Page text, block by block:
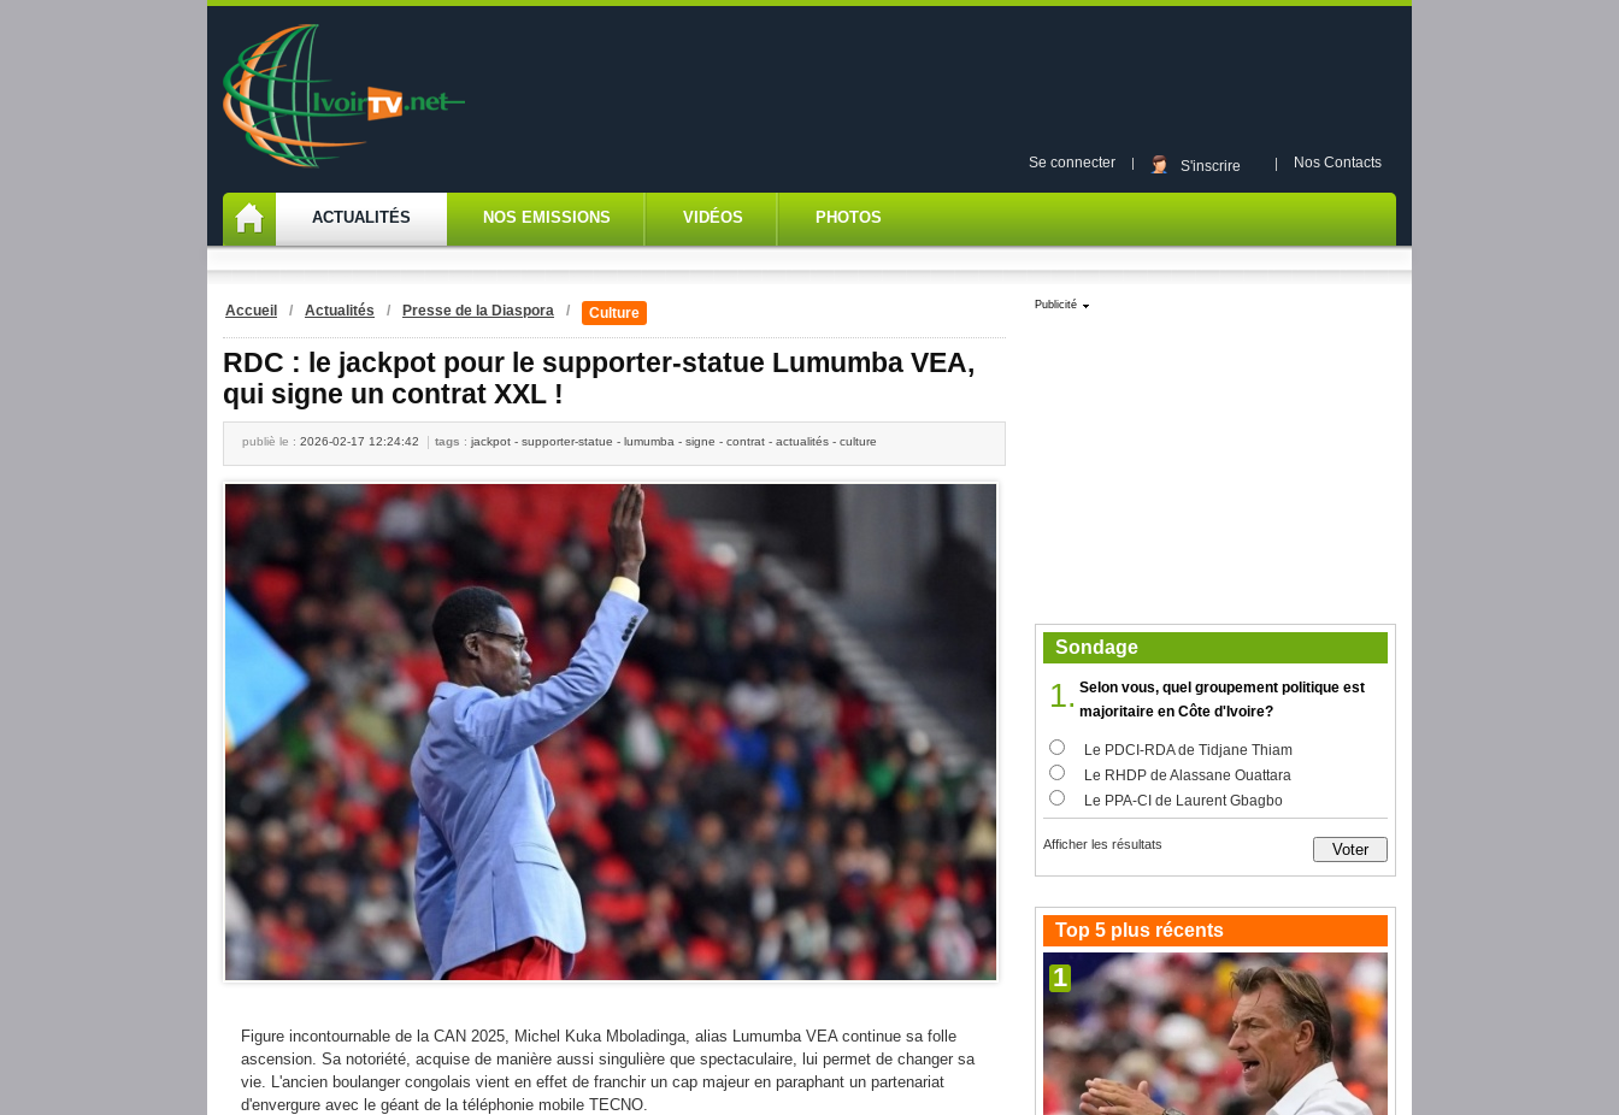
ACTUALITÉS NOS EMISSIONS VIDÉOS PHOTOS
Se connecter S'inscrire Nos Contacts
Accueil / Actualités / Presse de la Diaspora / Culture
RDC : le jackpot pour le supporter-statue Lumumba VEA,
qui signe un contrat XXL !
publiè le : 2026-02-17 12:24:42 tags : jackpot - supporter-statue - lumumba - signe - contrat - actualités - culture
Figure incontournable de la CAN 2025, Michel Kuka Mboladinga, alias Lumumba VEA continue sa folle
ascension. Sa notoriété, acquise de manière aussi singulière que spectaculaire, lui permet de changer sa
vie. L'ancien boulanger congolais vient en effet de franchir un cap majeur en paraphant un partenariat
d'envergure avec le géant de la téléphonie mobile TECNO.
Publicité
Sondage
Selon vous, quel groupement politique est
majoritaire en Côte d'Ivoire?
1.
Le PDCI-RDA de Tidjane Thiam
Le RHDP de Alassane Ouattara
Le PPA-CI de Laurent Gbagbo
Afficher les résultats
Top 5 plus récents
1